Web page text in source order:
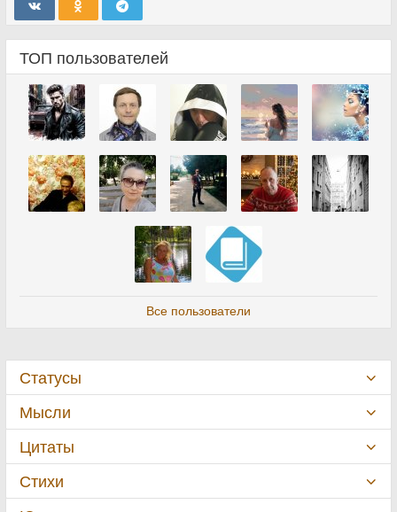
ТОП пользователей
Все пользователи
Статусы
Мысли
Цитаты
Стихи